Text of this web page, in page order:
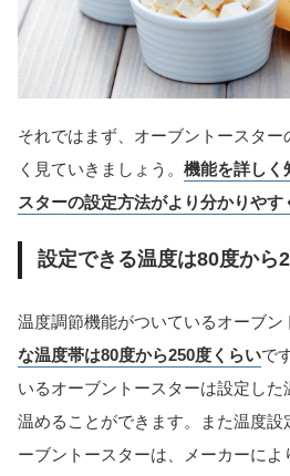
それではまず、オーブントースター
く見ていきましょう。 機能を詳しく
スターの設定方法がより分かりやす
設定できる温度は80度から
温度調節機能がついているオーブン
な温度帯は80度から250度くらいで
いるオーブントースターは設定した
温めることができます。また温度設
ーブントースターは、メーカーに